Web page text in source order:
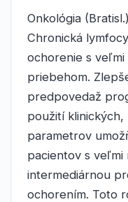
Onkológia
Chronická
ochorenie s veľmi
priebehom.
predpovedaž
použití
parametrov
pacientov s veľmi
intermediárnou
ochorením. Toto